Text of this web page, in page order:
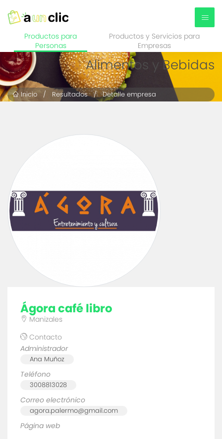
Productos para
Personas
Productos y Servicios para
Empresas
Alimentos y Bebidas
Inicio/ Resultados/ Detalle empresa
ágora café libro
Manizales
Contacto
Administrador
Ana Muñoz
Teléfono
3008813028
Correo electrónico
agora.palermo@gmail.com
Página web